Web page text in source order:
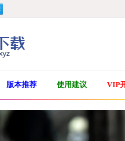
版本推荐 使用建议 VIP